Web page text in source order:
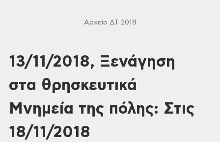
Αρχείο ΔΤ 2018
13/11/2018, Ξενάγηση
στα θρησκευτικά
Μνημεία της πόλης: Στις
18/11/2018